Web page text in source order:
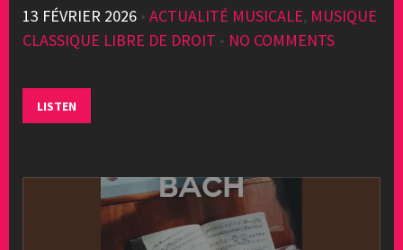
13 FÉVRIER 2026 • ACTUALITÉ MUSICALE, MUSIQUE
CLASSIQUE LIBRE DE DROIT • NO COMMENTS
LISTEN